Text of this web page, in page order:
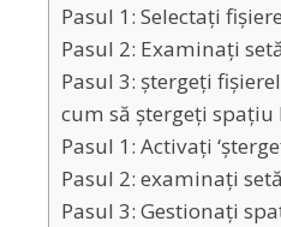
Pasul 1: Selectați
Pasul 2: Examinați
Pasul 3: ștergeți
cum să ștergeți
Pasul 1: Activați
Pasul 2: examinați
Pasul 3: Gestionați